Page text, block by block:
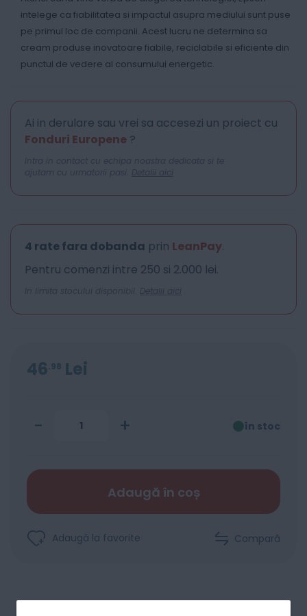
intelege ca fiabilitatea si impactul asupra mediului sunt puse
pe primul loc de companii. Acest lucru ne determina sa
cream produse inovatoare fiabile, reciclabile si eficiente din
punctul de vedere al consumului energetic.
Ai in derulare sau vrei sa accesezi un proiect cu
Fonduri Europene ?
Intra in contact cu echipa noastra dedicata si te
ajutam cu urmatorii pasi. Detalii aici
4 rate fara dobanda prin LeanPay.
Pentru comenzi intre 250 si 2.000 lei.
In limita stocului disponibil. Detalii aici
46 98 Lei
- + în stoc
Adaugă în coș
Adaugă la favorite Compară